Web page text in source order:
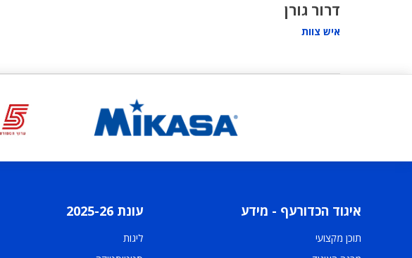
דרור גורן
איש צוות
איגוד הכדורעף - מידע
תוכן מקצועי
עונת 2025-26
ליגות